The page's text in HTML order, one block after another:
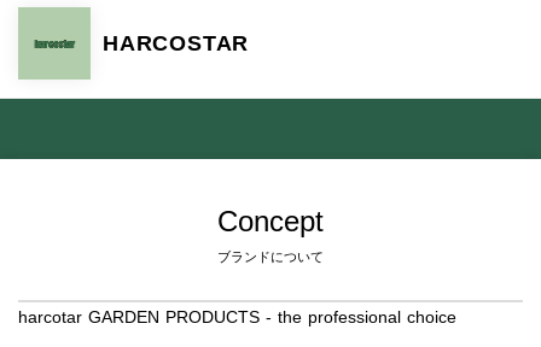
HARCOSTAR
Concept
ブランドについて
harcotar GARDEN PRODUCTS - the professional choice